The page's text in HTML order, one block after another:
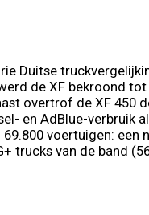
Duitse
de XF bekroond tot
overtrof de XF 450
en AdBlue-verbruik
voertuigen:
trucks van de band